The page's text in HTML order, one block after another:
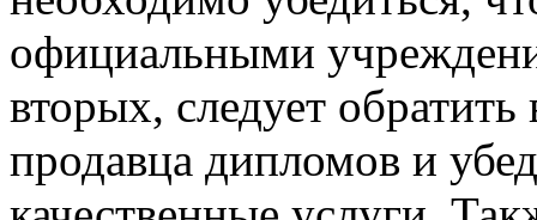
официальными
вторых, следует
продавца дипломов и